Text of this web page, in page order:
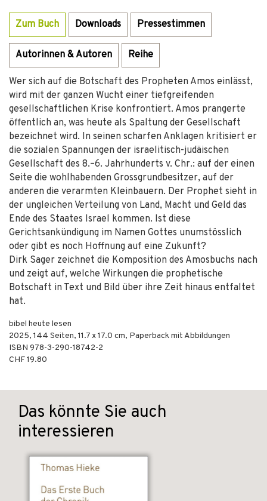
Zum Buch Downloads Pressestimmen
Autorinnen & Autoren Reihe
Wer sich auf die Botschaft des Propheten Amos einlässt,
wird mit der ganzen Wucht einer tiefgreifenden
gesellschaftlichen Krise konfrontiert. Amos prangerte
öffentlich an, was heute als Spaltung der Gesellschaft
bezeichnet wird. In seinen scharfen Anklagen kritisiert er
die sozialen Spannungen der israelitisch-judäischen
Gesellschaft des 8.–6. Jahrhunderts v. Chr.: auf der einen
Seite die wohlhabenden Grossgrundbesitzer, auf der
anderen die verarmten Kleinbauern. Der Prophet sieht in
der ungleichen Verteilung von Land, Macht und Geld das
Ende des Staates Israel kommen. Ist diese
Gerichtsankündigung im Namen Gottes unumstösslich
oder gibt es noch Hoffnung auf eine Zukunft?
Dirk Sager zeichnet die Komposition des Amosbuchs nach
und zeigt auf, welche Wirkungen die prophetische
Botschaft in Text und Bild über ihre Zeit hinaus entfaltet
hat.
bibel heute lesen
2025, 144 Seiten, 11.7 x 17.0 cm, Paperback mit Abbildungen
ISBN 978-3-290-18742-2
CHF 19.80
Das könnte Sie auch
interessieren